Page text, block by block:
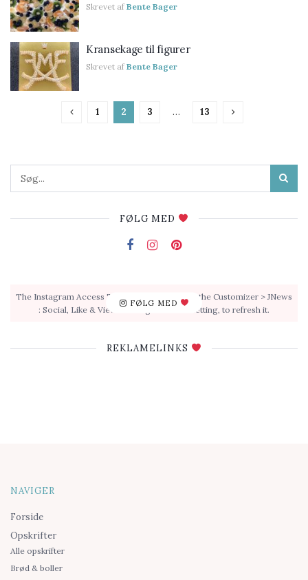
Skrevet af Bente Bager
Kransekage til figurer
Skrevet af Bente Bager
1 2 3 … 13
FØLG MED
FØLG MED
The Instagram Access Token is expired, Go to the Customizer > JNews
: Social, Like & View > Instagram Feed Setting, to refresh it.
REKLAMELINKS
NAVIGER
Forside
Opskrifter
Alle opskrifter
Brød & boller